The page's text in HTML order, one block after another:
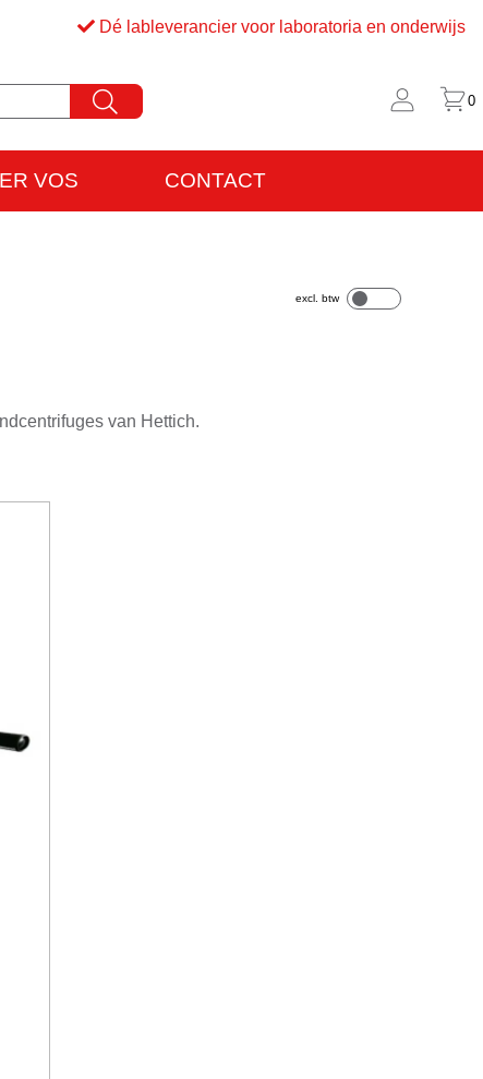
Dé lableverancier voor laboratoria en onderwijs
0
VOS CONTACT
van Hettich.